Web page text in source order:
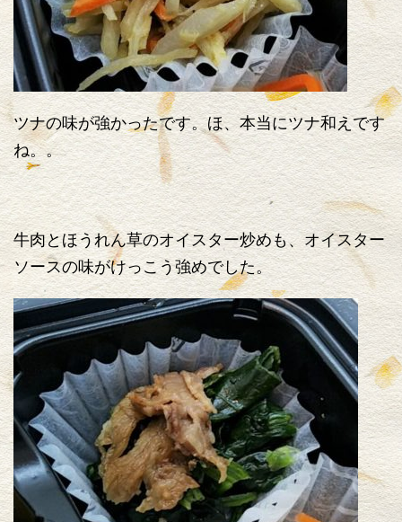
ツナの味が強かったです。ほ、本当にツナ和えです
ね。。
牛肉とほうれん草のオイスター炒めも、オイスター
ソースの味がけっこう強めでした。